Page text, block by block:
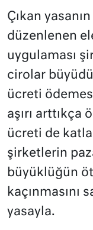
Çıkan
düzenlenen
uygulaması
cirolar
ücreti
aşırı arttıkça
ücreti de
şirketlerin
büyüklüğün
kaçınmasını
yasayla.